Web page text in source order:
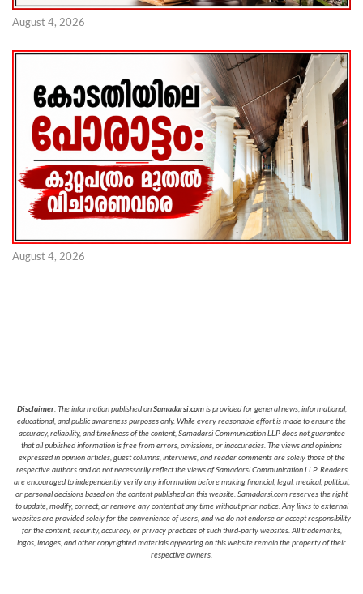
August 4, 2026
August 4, 2026
Disclaimer: The information published onSamadarsi.comis provided for general news, informational,
educational, and public awareness purposes only. While every reasonable effort is made to ensure the
accuracy, reliability, and timeliness of the content, Samadarsi Communication LLP does not guarantee
that all published information is free from errors, omissions, or inaccuracies. The views and opinions
expressed in opinion articles, guest columns, interviews, and reader comments are solely those of the
respective authors and do not necessarily reflect the views of Samadarsi Communication LLP. Readers
are encouraged to independently verify any information before making financial, legal, medical, political,
or personal decisions based on the content published on this website. Samadarsi.com reserves the right
to update, modify, correct, or remove any content at any time without prior notice. Any links to external
websites are provided solely for the convenience of users, and we do not endorse or accept responsibility
for the content, security, accuracy, or privacy practices of such third-party websites. All trademarks,
logos, images, and other copyrighted materials appearing on this website remain the property of their
respective owners.